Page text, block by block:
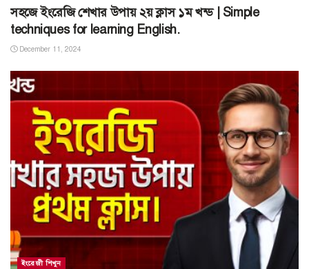
সহজে ইংরেজি শেখার উপায় ২য় ক্লাস ১ম খন্ড | Simple
techniques for learning English.
December 11, 2024
ইংরেজী শিখুন